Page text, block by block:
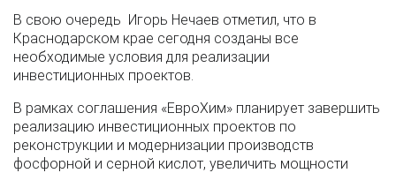
В свою очередь Игорь Нечаев отметил, что в
Краснодарском крае сегодня созданы все
необходимые условия для реализации
инвестиционных проектов.
В рамках соглашения «ЕвроХим» планирует завершить
реализацию инвестиционных проектов по
реконструкции и модернизации производств
фосфорной и серной кислот, увеличить мощности